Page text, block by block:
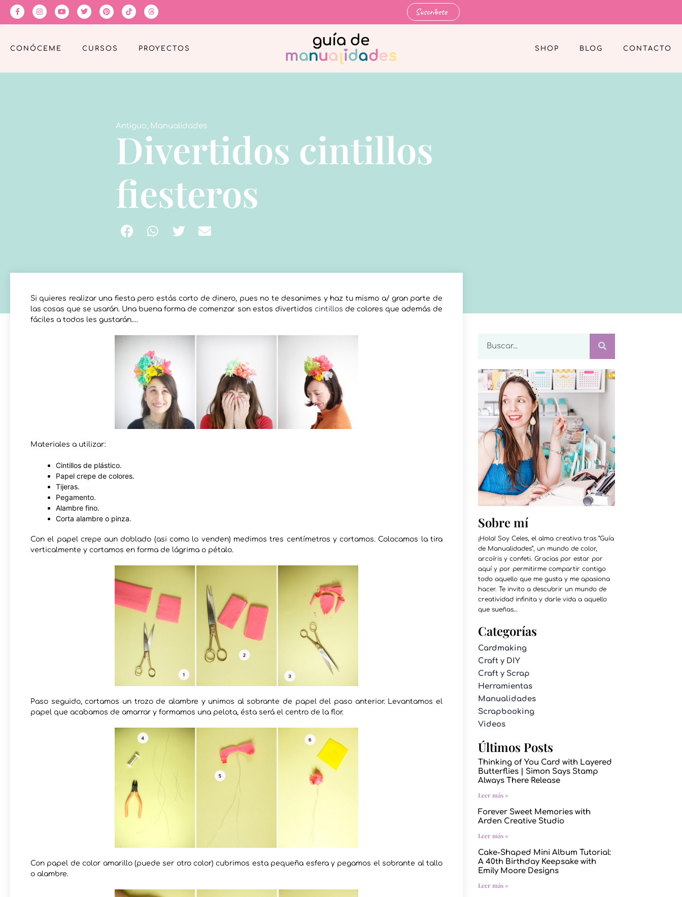
Suscríbete
CONÓCEME CURSOS PROYECTOS SHOP BLOG CONTACTO
Antiguo, Manualidades
Divertidos cintillos
fiesteros
Si quieres realizar una fiesta pero estás corto de dinero, pues no te desanimes y haz tu mismo a/ gran parte de
las cosas que se usarán. Una buena forma de comenzar son estos divertidos cintillos de colores que además de
fáciles a todos les gustarán….
Materiales a utilizar:
Cintillos de plástico.
Papel crepe de colores.
Tijeras.
Pegamento.
Alambre fino.
Corta alambre o pinza.
Con el papel crepe aun doblado (asi como lo venden) medimos tres centímetros y cortamos. Colocamos la tira
verticalmente y cortamos en forma de lágrima o pétalo.
Paso seguido, cortamos un trozo de alambre y unimos al sobrante de papel del paso anterior. Levantamos el
papel que acabamos de amarrar y formamos una pelota, ésta será el centro de la flor.
Con papel de color amarillo (puede ser otro color) cubrimos esta pequeña esfera y pegamos el sobrante al tallo
o alambre.
Sobre mí
¡Hola! Soy Celes, el alma creativa tras “Guía
de Manualidades”, un mundo de color,
arcoíris y confeti. Gracias por estar por
aquí y por permitirme compartir contigo
todo aquello que me gusta y me apasiona
hacer. Te invito a descubrir un mundo de
creatividad infinita y darle vida a aquello
que sueñas…
Categorías
Cardmaking
Craft y DIY
Craft y Scrap
Herramientas
Manualidades
Scrapbooking
Videos
Últimos Posts
Thinking of You Card with Layered
Butterflies | Simon Says Stamp
Always There Release
Leer más »
Forever Sweet Memories with
Arden Creative Studio
Leer más »
Cake-Shaped Mini Album Tutorial:
A 40th Birthday Keepsake with
Emily Moore Designs
Leer más »